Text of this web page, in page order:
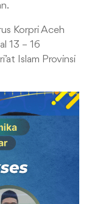
Korpri Aceh
13 – 16
Islam Provinsi